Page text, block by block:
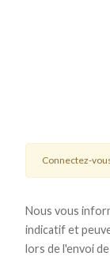
Connectez-
Nous vous
indicatif et
lors de l'envoi